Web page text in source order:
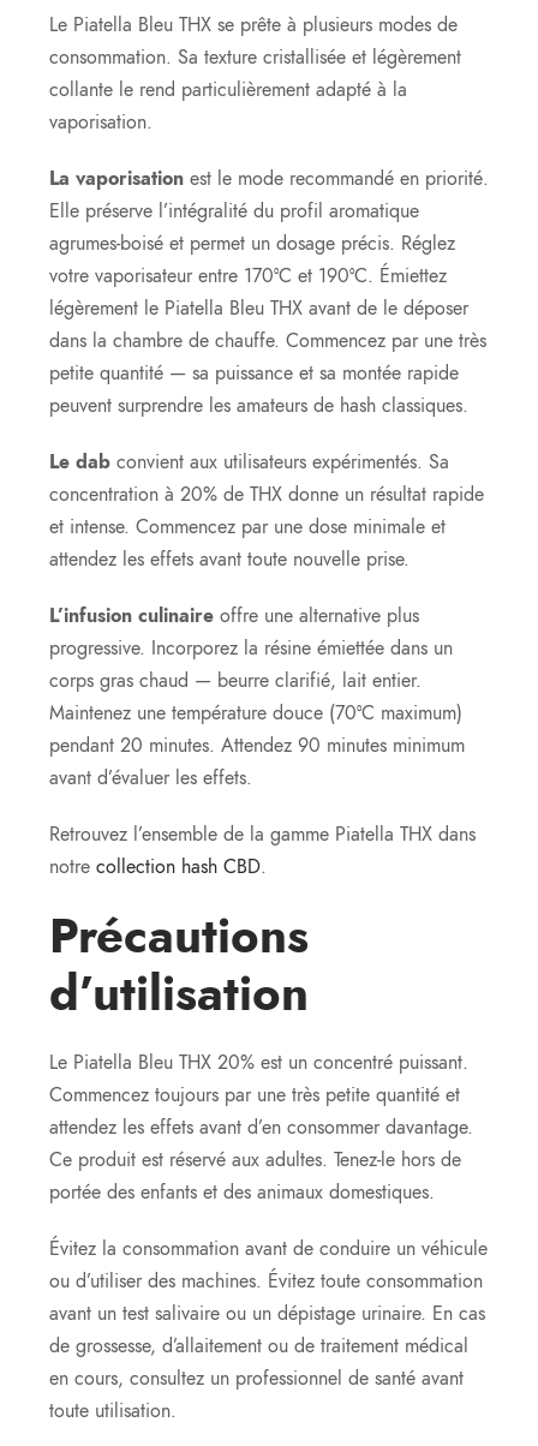
Le Piatella Bleu THX se prête à plusieurs modes de
consommation. Sa texture cristallisée et légèrement
collante le rend particulièrement adapté à la
vaporisation.
La vaporisation est le mode recommandé en priorité.
Elle préserve l’intégralité du profil aromatique
agrumes-boisé et permet un dosage précis. Réglez
votre vaporisateur entre 170°C et 190°C. Émiettez
légèrement le Piatella Bleu THX avant de le déposer
dans la chambre de chauffe. Commencez par une très
petite quantité — sa puissance et sa montée rapide
peuvent surprendre les amateurs de hash classiques.
Le dab convient aux utilisateurs expérimentés. Sa
concentration à 20% de THX donne un résultat rapide
et intense. Commencez par une dose minimale et
attendez les effets avant toute nouvelle prise.
L’infusion culinaire offre une alternative plus
progressive. Incorporez la résine émiettée dans un
corps gras chaud — beurre clarifié, lait entier.
Maintenez une température douce (70°C maximum)
pendant 20 minutes. Attendez 90 minutes minimum
avant d’évaluer les effets.
Retrouvez l’ensemble de la gamme Piatella THX dans
notre collection hash CBD.
Précautions
d’utilisation
Le Piatella Bleu THX 20% est un concentré puissant.
Commencez toujours par une très petite quantité et
attendez les effets avant d’en consommer davantage.
Ce produit est réservé aux adultes. Tenez-le hors de
portée des enfants et des animaux domestiques.
Évitez la consommation avant de conduire un véhicule
ou d’utiliser des machines. Évitez toute consommation
avant un test salivaire ou un dépistage urinaire. En cas
de grossesse, d’allaitement ou de traitement médical
en cours, consultez un professionnel de santé avant
toute utilisation.